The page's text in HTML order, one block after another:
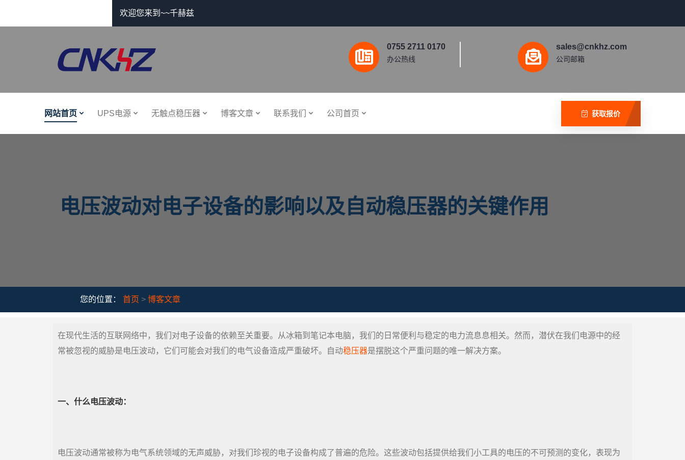
欢迎您来到~~千赫兹
0755 2711 0170
办公热线
sales@cnkhz.com
公司邮箱
网站首页 UPS电源 无触点稳压器 博客文章 联系我们 公司首页 获取报价
电压波动对电子设备的影响以及自动稳压器的关键作用
您的位置： 首页 > 博客文章
在现代生活的互联网络中，我们对电子设备的依赖至关重要。从冰箱到笔记本电脑，我们的日常便利与稳定的电力流息息相关。然而，潜伏在我们电源中的经
常被忽视的威胁是电压波动，它们可能会对我们的电气设备造成严重破坏。自动稳压器是摆脱这个严重问题的唯一解决方案。
一、什么电压波动：
电压波动通常被称为电气系统领域的无声威胁，对我们珍视的电子设备构成了普遍的危险。这些波动包括提供给我们小工具的电压的不可预测的变化，表现为